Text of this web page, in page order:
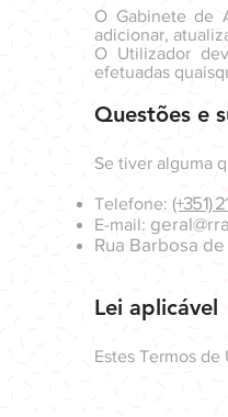
O Gabinete de
adicionar,
O Utilizador
efetuadas
Questões e
Se tiver alguma
Telefone: (+351)
E-mail:
Rua Barbosa
Lei aplicável
Estes Termos